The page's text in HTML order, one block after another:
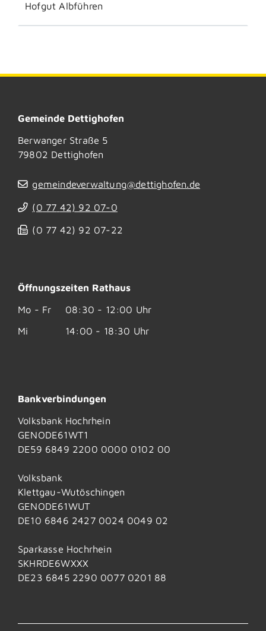
Hofgut Albführen
Gemeinde Dettighofen
Berwanger Straße 5
79802 Dettighofen
gemeindeverwaltung@dettighofen.de
(0 77 42) 92 07-0
(0 77 42) 92 07-22
Öffnungszeiten Rathaus
Mo - Fr
08:30 - 12:00 Uhr
Mi
14:00 - 18:30 Uhr
Bankverbindungen
Volksbank Hochrhein
GENODE61WT1
DE59 6849 2200 0000 0102 00
Volksbank
Klettgau-Wutöschingen
GENODE61WUT
DE10 6846 2427 0024 0049 02
Sparkasse Hochrhein
SKHRDE6WXXX
DE23 6845 2290 0077 0201 88